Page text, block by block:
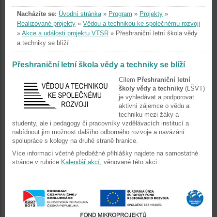
Nacházíte se: Úvodní stránka» Program » Projekty »
Realizované projekty » Vědou a technikou ke společnému rozvoji
» Akce a události projektu VTSR » Přeshraniční letní škola vědy
a techniky se blíží
Přeshraniční letní škola vědy a techniky se blíží
Cílem Přeshraniční letní
školy vědy a techniky (LŠVT)
je vyhledávat a podporovat
aktivní zájemce o vědu a
techniku mezi žáky a
studenty, ale i pedagogy či pracovníky vzdělávacích institucí a
nabídnout jim možnost dalšího odborného rozvoje a navázání
spolupráce s kolegy na druhé straně hranice.
Více informací včetně předběžné přihlášky najdete na samostatné
stránce v rubrice Kalendář akcí, věnované této akci.